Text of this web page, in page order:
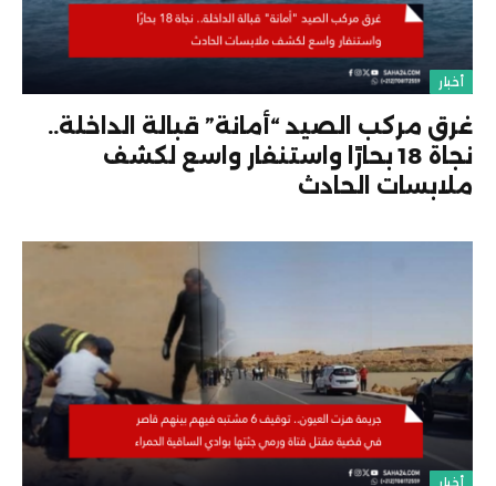
أخبار
غرق مركب الصيد “أمانة” قبالة الداخلة..
نجاة 18 بحارًا واستنفار واسع لكشف
ملابسات الحادث
أخبار